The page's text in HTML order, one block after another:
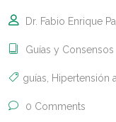
Dr. Fabio Enrique
Guías y Consensos
guías Hipertensión
0 Comments